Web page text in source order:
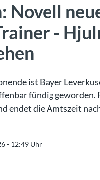
Novell
-
ist Bayer
fündig geworden.
endet die Amtszeit
- 12:49 Uhr